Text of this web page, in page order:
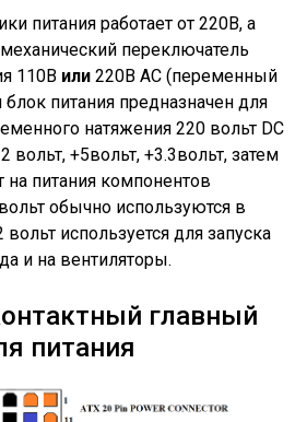
питания работает от 220В, а
переключатель
110В или 220В AC (переменный
питания предназначен для
натяжения 220 вольт DC
вольт, +5вольт, +3.3вольт, затем
на питания компонентов
обычно используются в
используется для запуска
и на вентиляторы.
главный
питания